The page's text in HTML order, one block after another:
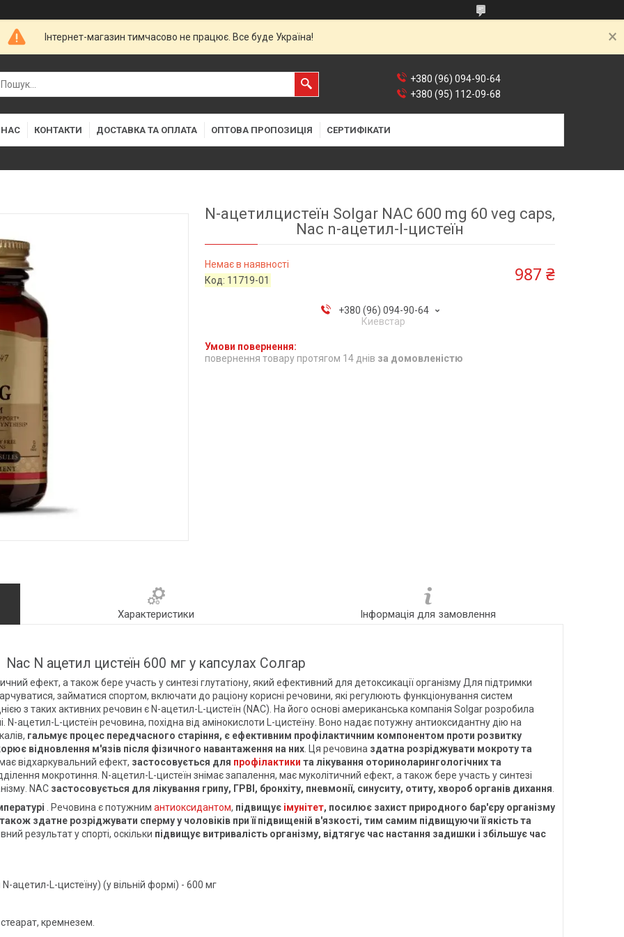
Інтернет-магазин тимчасово не працює. Все буде Україна!
+380 (96) 094-90-64
+380 (95) 112-09-68
КОНТАКТИ ДОСТАВКА ТА ОПЛАТА ОПТОВА ПРОПОЗИЦІЯ СЕРТИФІКАТИ
N-ацетилцистеїн Solgar NAC 600 mg 60 veg caps,
Nac n-ацетил-l-цистеїн
Немає в наявності
Код: 11719-01 987 ₴
+380 (96) 094-90-64
Киевстар
повернення товару протягом 14 днів за домовленістю
Характеристики Інформація для замовлення
Nac N ацетил цистеїн 600 мг у капсулах Солгар
ефект, а також бере участь у синтезі глутатіону, який ефективний для детоксикації організму Для підтримки
займатися спортом, включати до раціону корисні речовини, які регулюють функціонування систем
з таких активних речовин є N-ацетил-L-цистеїн (NAC). На його основі американська компанія Solgar розробила
N-ацетил-L-цистеїн речовина, похідна від амінокислоти L-цистеїну. Воно надає потужну антиоксидантну дію на
гальмує процес передчасного старіння, є ефективним профілактичним компонентом проти розвитку
відновлення м'язів після фізичного навантаження на них. Ця речовина здатна розріджувати мокроту та
відхаркувальний ефект, застосовується для профілактики та лікування оториноларингологічних та
мокротиння. N-ацетил-L-цистеїн знімає запалення, має муколітичний ефект, а також бере участь у синтезі
NAC застосовується для лікування грипу, ГРВІ, бронхіту, пневмонії, синуситу, отиту, хвороб органів дихання.
. Речовина є потужним антиоксидантом, підвищує імунітет, посилює захист природного бар'єру організму
здатне розріджувати сперму у чоловіків при її підвищеній в'язкості, тим самим підвищуючи її якість та
результат у спорті, оскільки підвищує витривалість організму, відтягує час настання задишки і збільшує час
ацетил-L-цистеїну) (у вільній формі) - 600 мг
кремнезем.